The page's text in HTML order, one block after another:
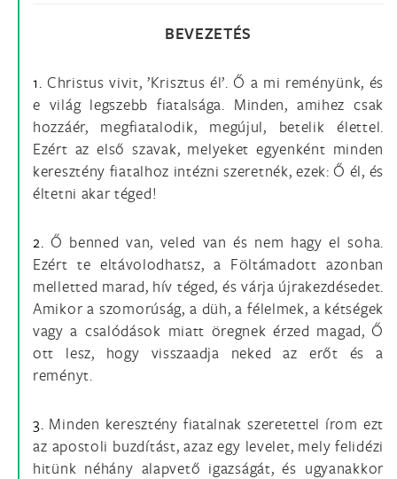
BEVEZETÉS
1. Christus vivit, ’Krisztus él’. Ő a mi reményünk, és
e világ legszebb fiatalsága. Minden, amihez csak
hozzáér, megfiatalodik, megújul, betelik élettel.
Ezért az első szavak, melyeket egyenként minden
keresztény fiatalhoz intézni szeretnék, ezek: Ő él, és
éltetni akar téged!
2. Ő benned van, veled van és nem hagy el soha.
Ezért te eltávolodhatsz, a Föltámadott azonban
melletted marad, hív téged, és várja újrakezdésedet.
Amikor a szomorúság, a düh, a félelmek, a kétségek
vagy a csalódások miatt öregnek érzed magad, Ő
ott lesz, hogy visszaadja neked az erőt és a
reményt.
3. Minden keresztény fiatalnak szeretettel írom ezt
az apostoli buzdítást, azaz egy levelet, mely felidézi
hitünk néhány alapvető igazságát, és ugyanakkor